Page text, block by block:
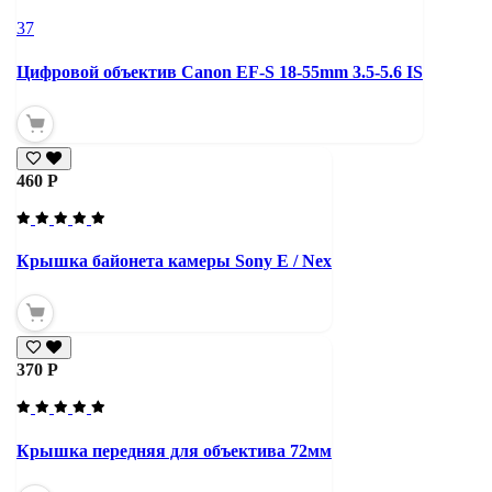
37
Цифровой объектив Canon EF-S 18-55mm 3.5-5.6 IS
460 Р
Крышка байонета камеры Sony E / Nex
370 Р
Крышка передняя для объектива 72мм